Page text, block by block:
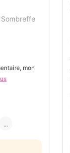
mon
...